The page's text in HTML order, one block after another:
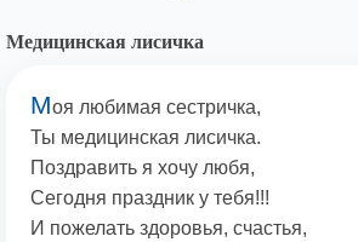
Медицинская лисичка
Моя любимая сестричка,
Ты медицинская лисичка.
Поздравить я хочу любя,
Сегодня праздник у тебя!!!
И пожелать здоровья, счастья,